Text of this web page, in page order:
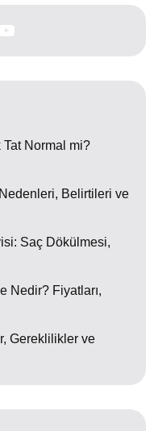
Tat Normal mi?
Belirtileri ve
Saç Dökülmesi,
Nedir? Fiyatları,
Gereklilikler ve